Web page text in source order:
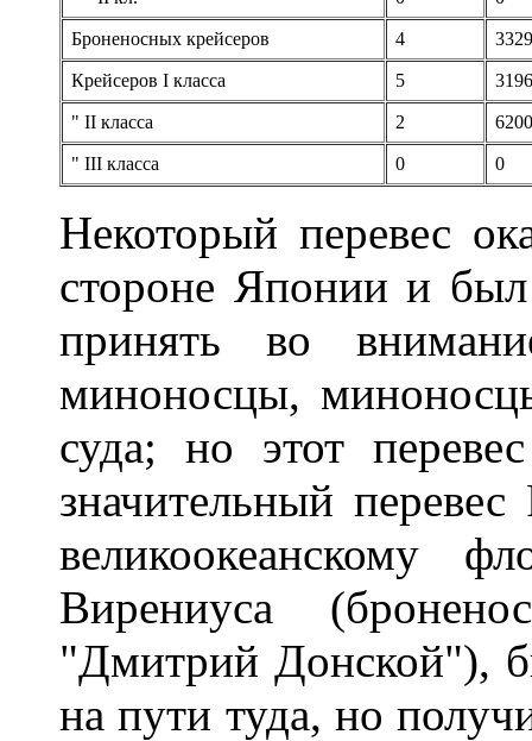
Броненосных крейсеров 4
Крейсеров I класса 5
" II класса 2 6200
" III класса 0 0
Некоторый перевес
стороне Японии и был
принять во
миноносцы,
суда; но этот
значительный
великоокеанскому
Вирениуса
"Дмитрий Донской"),
на пути туда, но